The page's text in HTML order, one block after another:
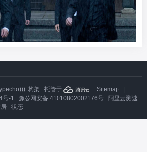
构架 . 托管于 . Sitemap
号-1
豫公网安备 41010802002176号
阿里云测速
状态